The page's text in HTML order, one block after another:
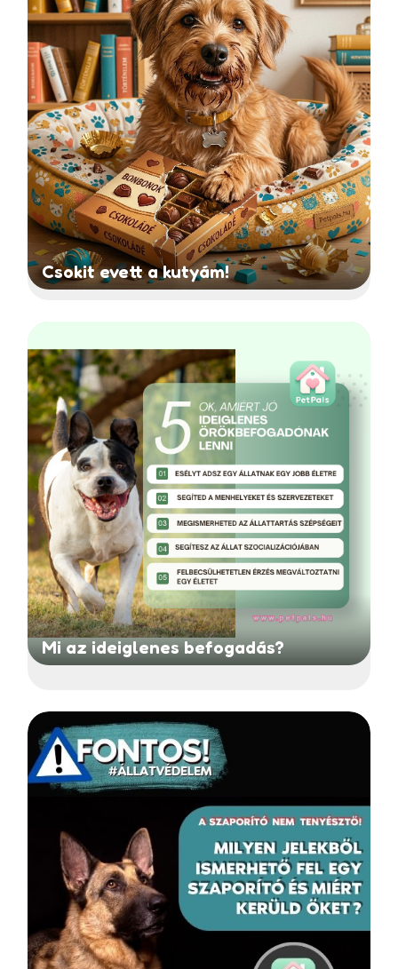
Csokit evett a kutyám!
Mi az ideiglenes befogadás?